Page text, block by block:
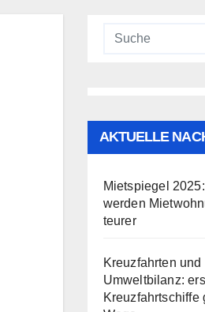
AKTUELLE
Mietspiegel
werden
teurer
Kreuzfahrten und
Umweltbilanz:
Kreuzfahrtschiffe